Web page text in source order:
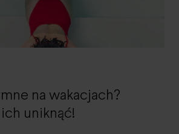
na wakacjach?
uniknąć!